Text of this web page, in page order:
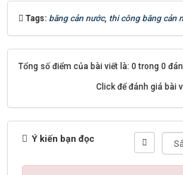
Tags: băng cản nước, thi công băng cản
Tổng số điểm của bài viết là: 0 trong 0
Click để đánh giá bài
Ý kiến bạn đọc